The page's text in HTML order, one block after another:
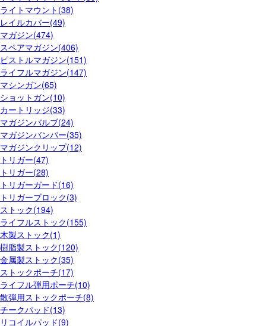
ライトマウント(38)
レイルカバー(49)
マガジン(474)
スペアマガジン(406)
ピストルマガジン(151)
ライフルマガジン(147)
マシンガン(65)
ショットガン(10)
カートリッジ(33)
マガジンバルブ(24)
マガジンバンパー(35)
マガジンクリップ(12)
トリガー(47)
トリガー(28)
トリガーガード(16)
トリガーブロック(3)
ストック(194)
ライフルストック(155)
木製ストック(1)
樹脂製ストック(120)
金属製ストック(35)
ストックポーチ(17)
ライフル弾用ポーチ(10)
散弾用ストックポーチ(8)
チークパッド(13)
リコイルパッド(9)